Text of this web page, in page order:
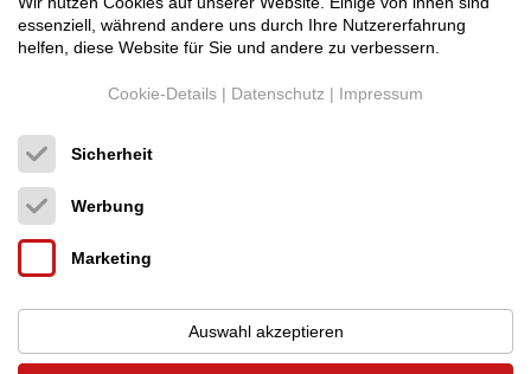
LINNMajik DSM 4 -PREIS REDUZIERT-
Transistor-Vollverstärker
Neupreis: 4.015 €
essenziell, während andere uns durch Ihre Nutzererfahrung
helfen, diese Website für Sie und andere zu verbessern.
Cookie-Details | Datenschutz | Impressum
Sicherheit
Werbung
Marketing
Auswahl akzeptieren